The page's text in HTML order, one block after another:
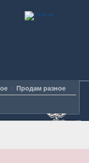
Продам разное